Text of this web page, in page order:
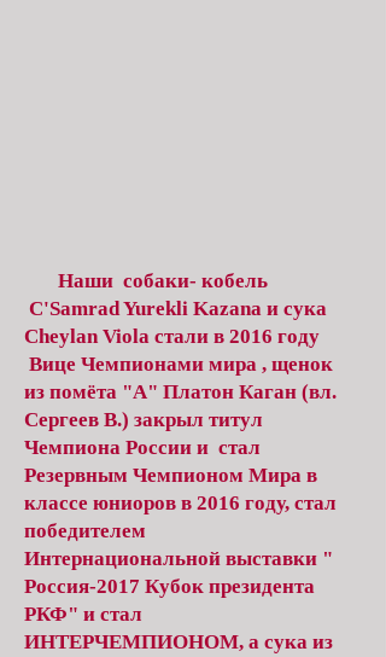
Наши собаки- кобель
C'Samrad Yurekli Kazana и сука
Cheylan Viola стали в 2016 году
Вице Чемпионами мира , щенок
из помёта "А" Платон Каган (вл.
Сергеев В.) закрыл титул
Чемпиона России и стал
Резервным Чемпионом Мира в
классе юниоров в 2016 году, стал
победителем
Интернациональной выставки "
Россия-2017 Кубок президента
РКФ" и стал
ИНТЕРЧЕМПИОНОМ, а сука из